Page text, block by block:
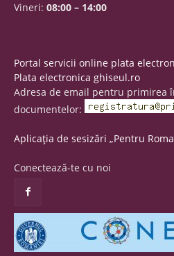
Vineri: 08:00 – 14:00
Portal servicii online plata
Plata electronica ghiseul.ro
Adresa de email pentru primirea
documentelor:
Aplicația de sesizări „Pentru
Conectează-te cu noi